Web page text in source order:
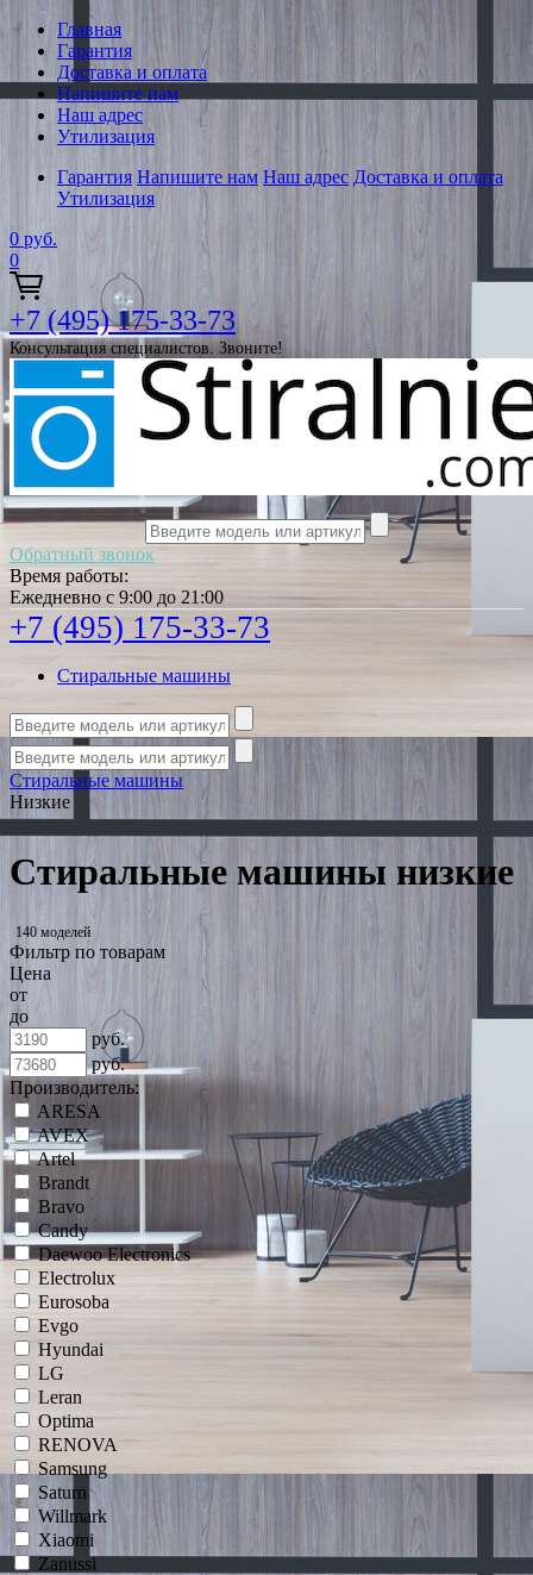
Главная
Гарантия
Доставка и оплата
Напишите нам
Наш адрес
Утилизация
Гарантия Напишите нам Наш адрес Доставка и оплата
Утилизация
0 руб.
0
+7 (495) 175-33-73
Консультация специалистов. Звоните!
Обратный звонок
Время работы:
Ежедневно с 9:00 до 21:00
+7 (495) 175-33-73
Стиральные машины
Стиральные машины
Низкие
Стиральные машины низкие
140 моделей
Фильтр по товарам
Цена
от
до
руб.
руб.
Производитель:
ARESA
AVEX
Artel
Brandt
Bravo
Candy
Daewoo Electronics
Electrolux
Eurosoba
Evgo
Hyundai
LG
Leran
Optima
RENOVA
Samsung
Saturn
Willmark
Xiaomi
Zanussi